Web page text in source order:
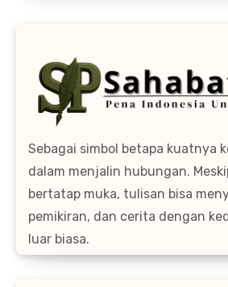
Sebagai simbol betapa kuatnya
dalam menjalin hubungan.
bertatap muka, tulisan bisa
pemikiran, dan cerita dengan
luar biasa.